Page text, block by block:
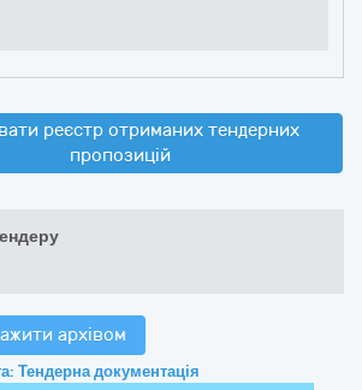
реєстр отриманих тендерних
пропозицій
архівом
Тендерна документація